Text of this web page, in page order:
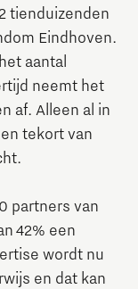
tienduizenden
Eindhoven.
aantal
neemt het
af. Alleen al in
tekort van
partners van
42% een
wordt nu
en dat kan